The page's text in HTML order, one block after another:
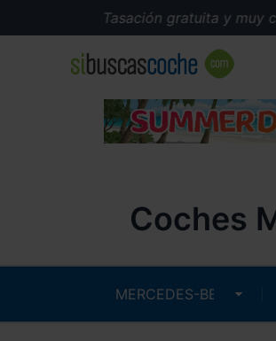
Tasación gratuita y muy
Coches